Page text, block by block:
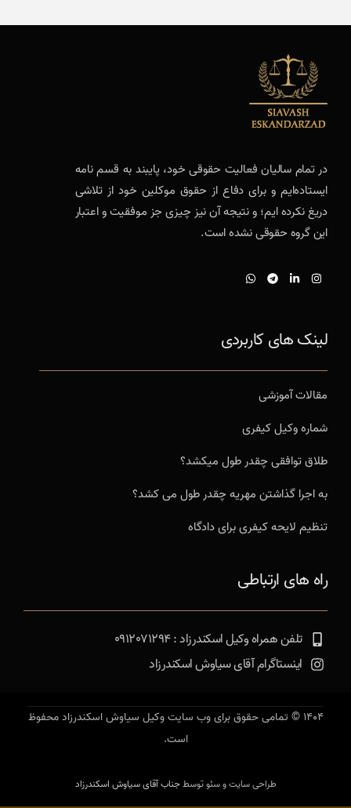
در تمام سالیان فعالیت حقوقی خود، پایبند به قسم نامه
ایستاده‌ایم و برای دفاع از حقوق موکلین خود از تلاشی
دریغ نکرده ایم؛ و نتیجه آن نیز چیزی جز موفقیت و اعتبار
این گروه حقوقی نشده است.
لینک های کاربردی
مقالات آموزشی
شماره وکیل کیفری
طلاق توافقی چقدر طول میکشد؟
به اجرا گذاشتن مهریه چقدر طول می کشد؟
تنظیم لایحه کیفری برای دادگاه
راه های ارتباطی
تلفن همراه وکیل اسکندرزاد : 0912071294
اینستاگرام آقای سیاوش اسکندرزاد
1404 © تمامی حقوق برای وب سایت وکیل سیاوش اسکندرزاد محفوظ
است.
طراحی سایت و سئو توسطجناب آقای سیاوش اسکندرزاد